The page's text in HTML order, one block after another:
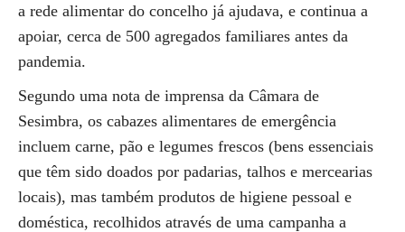
a rede alimentar do concelho já ajudava, e continua a
apoiar, cerca de 500 agregados familiares antes da
pandemia.
Segundo uma nota de imprensa da Câmara de
Sesimbra, os cabazes alimentares de emergência
incluem carne, pão e legumes frescos (bens essenciais
que têm sido doados por padarias, talhos e mercearias
locais), mas também produtos de higiene pessoal e
doméstica, recolhidos através de uma campanha a